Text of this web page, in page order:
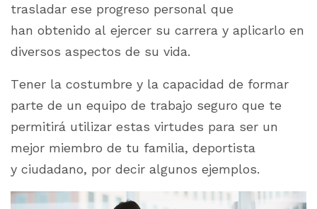
trasladar ese progreso personal que
han obtenido al ejercer su carrera y aplicarlo en
diversos aspectos de su vida.
Tener la costumbre y la capacidad de formar
parte de un equipo de trabajo seguro que te
permitirá utilizar estas virtudes para ser un
mejor miembro de tu familia, deportista
y ciudadano, por decir algunos ejemplos.